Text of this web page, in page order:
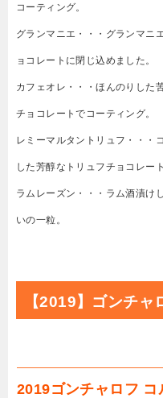
コーティング。
グランマニエ・・・グランマニ
ョコレートに閉じ込めました。
カフェオレ・・・ほんのりした
チョコレートでコーティング。
レミーマルタントリュフ・・・
した芳醇なトリュフチョコレート
ラムレーズン・・・ラム酒漬け
いの一粒。
【2019】ゴンチ
2019ゴンチャロフ コ